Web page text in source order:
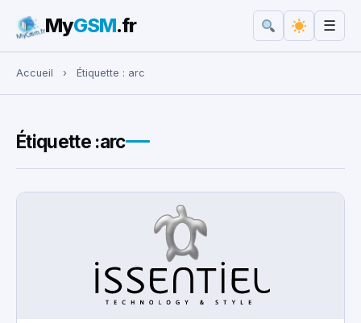
Rechercher :
MyGSM.fr ☰
Accueil › Étiquette : arc
Étiquette :arc